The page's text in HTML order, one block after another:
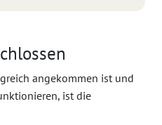
angekommen ist und
ist die